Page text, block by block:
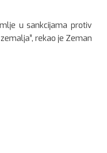
u sankcijama protiv
rekao je Zeman